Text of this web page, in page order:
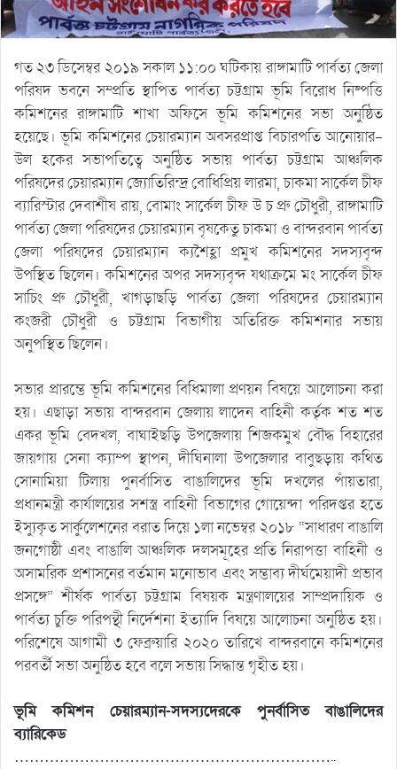
গত ২৩ ডিসেম্বর ২০১৯ সকাল ১১:০০ ঘটিকায় রাঙ্গামাটি পার্বত্য জেলা
পরিষদ ভবনে সম্প্রতি স্থাপিত পার্বত্য চট্টগ্রাম ভূমি বিরোধ নিষ্পত্তি
কমিশনের রাঙ্গামাটি শাখা অফিসে ভূমি কমিশনের সভা অনুষ্ঠিত
হয়েছে। ভূমি কমিশনের চেয়ারম্যান অবসরপ্রাপ্ত বিচারপতি আনোয়ার-
উল হকের সভাপতিত্বে অনুষ্ঠিত সভায় পার্বত্য চট্টগ্রাম আঞ্চলিক
পরিষদের চেয়ারম্যান জ্যোতিরিন্দ্র বোধিপ্রিয় লারমা, চাকমা সার্কেল চীফ
ব্যারিস্টার দেবাশীষ রায়, বোমাং সার্কেল চীফ উ চ প্রু চৌধুরী, রাঙ্গামাটি
পার্বত্য জেলা পরিষদের চেয়ারম্যান বৃষকেতু চাকমা ও বান্দরবান পার্বত্য
জেলা পরিষদের চেয়ারম্যান ক্যশৈহ্লা প্রমুখ কমিশনের সদস্যবৃন্দ
উপস্থিত ছিলেন। কমিশনের অপর সদস্যবৃন্দ যথাক্রমে মং সার্কেল চীফ
সাচিং প্রু চৌধুরী, খাগড়াছড়ি পার্বত্য জেলা পরিষদের চেয়ারম্যান
কংজরী চৌধুরী ও চট্টগ্রাম বিভাগীয় অতিরিক্ত কমিশনার সভায়
অনুপস্থিত ছিলেন।
সভার প্রারম্ভে ভূমি কমিশনের বিধিমালা প্রণয়ন বিষয়ে আলোচনা করা
হয়। এছাড়া সভায় বান্দরবান জেলায় লাদেন বাহিনী কর্তৃক শত শত
একর ভূমি বেদখল, বাঘাইছড়ি উপজেলায় শিজকমুখ বৌদ্ধ বিহারের
জায়গায় সেনা ক্যাম্প স্থাপন, দীঘিনালা উপজেলার বাবুছড়ায় কথিত
সোনামিয়া টিলায় পুনর্বাসিত বাঙালিদের ভূমি দখলের পাঁয়তারা,
প্রধানমন্ত্রী কার্যালয়ের সশস্ত্র বাহিনী বিভাগের গোয়েন্দা পরিদপ্তর হতে
ইস্যুকৃত সার্কুলেশনের বরাত দিয়ে ১লা নভেম্বর ২০১৮ “সাধারণ বাঙালি
জনগোষ্ঠী এবং বাঙালি আঞ্চলিক দলসমূহের প্রতি নিরাপত্তা বাহিনী ও
অসামরিক প্রশাসনের বর্তমান মনোভাব এবং সম্ভাব্য দীর্ঘমেয়াদী প্রভাব
প্রসঙ্গে” শীর্ষক পার্বত্য চট্টগ্রাম বিষয়ক মন্ত্রণালয়ের সাম্প্রদায়িক ও
পার্বত্য চুক্তি পরিপন্থী নির্দেশনা ইত্যাদি বিষয়ে আলোচনা অনুষ্ঠিত হয়।
পরিশেষে আগামী ৩ ফেব্রুয়ারি ২০২০ তারিখে বান্দরবানে কমিশনের
পরবর্তী সভা অনুষ্ঠিত হবে বলে সভায় সিদ্ধান্ত গৃহীত হয়।
ভূমি কমিশন চেয়ারম্যান-সদস্যদেরকে পুনর্বাসিত বাঙালিদের
ব্যারিকেড
………………………………………………………..